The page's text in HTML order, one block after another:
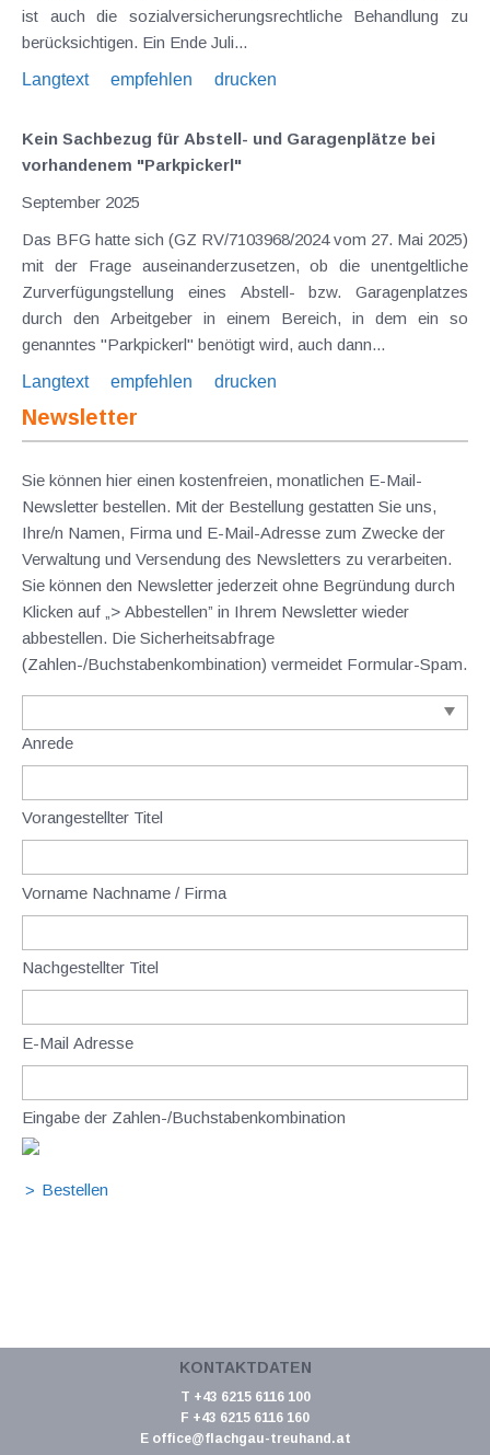
ist auch die sozialversicherungsrechtliche Behandlung zu
berücksichtigen. Ein Ende Juli...
Langtext
empfehlen drucken
Kein Sachbezug für Abstell- und Garagenplätze bei
vorhandenem "Parkpickerl"
September 2025
Das BFG hatte sich (GZ RV/7103968/2024 vom 27. Mai 2025)
mit der Frage auseinanderzusetzen, ob die unentgeltliche
Zurverfügungstellung eines Abstell- bzw. Garagenplatzes
durch den Arbeitgeber in einem Bereich, in dem ein so
genanntes "Parkpickerl" benötigt wird, auch dann...
Langtext
empfehlen drucken
Newsletter
Sie können hier einen kostenfreien, monatlichen E-Mail-
Newsletter bestellen. Mit der Bestellung gestatten Sie uns,
Ihre/n Namen, Firma und E-Mail-Adresse zum Zwecke der
Verwaltung und Versendung des Newsletters zu verarbeiten.
Sie können den Newsletter jederzeit ohne Begründung durch
Klicken auf „> Abbestellen” in Ihrem Newsletter wieder
abbestellen. Die Sicherheitsabfrage
(Zahlen-/Buchstabenkombination) vermeidet Formular-Spam.
Anrede
Vorangestellter Titel
Vorname Nachname / Firma
Nachgestellter Titel
E-Mail Adresse
Eingabe der Zahlen-/Buchstabenkombination
KONTAKTDATEN
T +43 6215 6116 100
F +43 6215 6116 160
E office@flachgau-treuhand.at